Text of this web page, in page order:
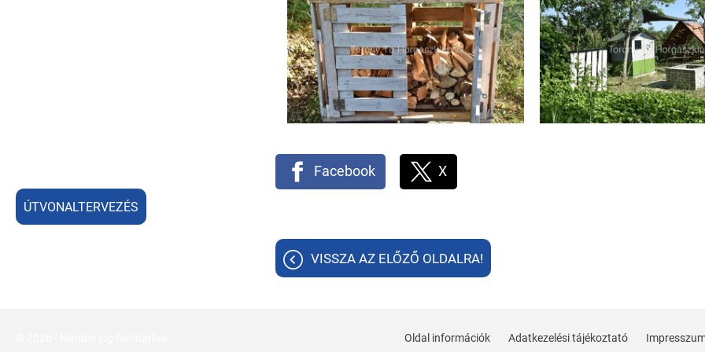
ÚTVONALTERVEZÉS
Facebook X
VISSZA AZ ELŐZŐ OLDALRA!
Oldal információk Adatkezelési tájékoztató